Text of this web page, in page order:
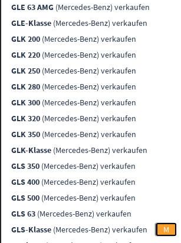
GLE 63 AMG (Mercedes-Benz) verkaufen
GLE-Klasse (Mercedes-Benz) verkaufen
GLK 200 (Mercedes-Benz) verkaufen
GLK 220 (Mercedes-Benz) verkaufen
GLK 250 (Mercedes-Benz) verkaufen
GLK 280 (Mercedes-Benz) verkaufen
GLK 300 (Mercedes-Benz) verkaufen
GLK 320 (Mercedes-Benz) verkaufen
GLK 350 (Mercedes-Benz) verkaufen
GLK-Klasse (Mercedes-Benz) verkaufen
GLS 350 (Mercedes-Benz) verkaufen
GLS 400 (Mercedes-Benz) verkaufen
GLS 500 (Mercedes-Benz) verkaufen
GLS 63 (Mercedes-Benz) verkaufen
GLS-Klasse (Mercedes-Benz) verkaufen
M